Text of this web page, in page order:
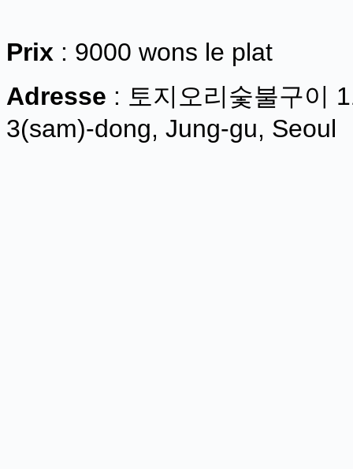
Prix : 9000 wons le plat
Adresse : 토지오리숯불구이
3(sam)-dong, Jung-gu, Seoul